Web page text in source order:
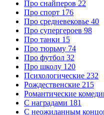
Про снайперов 22
Про спорт 176
Про средневековье 40
Про супергероев 98
Про танки 15
Про тюрьму 74
Про футбол 32
Про школу 120
Психологические 232
Рождественские 215
Романтические
С наградами 181
С неожиданным